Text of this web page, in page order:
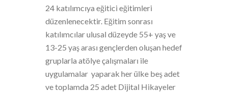
24 katılımcıya eğitici eğitimleri
düzenlenecektir. Eğitim sonrası
katılımcılar ulusal düzeyde 55+ yaş ve
13-25 yaş arası gençlerden oluşan hedef
gruplarla atölye çalışmaları ile
uygulamalar yaparak her ülke beş adet
ve toplamda 25 adet Dijital Hikayeler